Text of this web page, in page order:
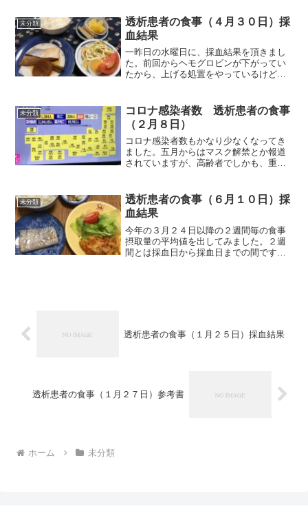
ます。それでは朝食から紹介します。朝
食（市販鶏唐揚...
未分類
透析患者の食事（４月３０日）採
血結果
一昨日の水曜日に、採血結果を頂きまし
た。前回からヘモグロビンが下がってい
たから、上げる処置をやっているけど、
ありましたから、やはりそうかと思いま
したね。食事面で改善して...
未分類
コロナ感染者数 透析患者の食事
（２月８日）
コロナ感染者数もかなり少なくなってき
ました。五月からはマスク解禁とか報道
されていますが、高齢者でしかも、重症
行ったにせよ、感染率はむしろ高くなる
はずですから、おいそれと...
未分類
透析患者の食事（６月１０日）採
血結果
今年の３月２４日以降の２週間毎の食事
摂取量の平均値を出してみました。２週
間とは採血日から採血日までの間です。
透析患者の食事（１月２５日）採血結果
透析患者の食事（１月２７日）参考書
ホーム 未分類